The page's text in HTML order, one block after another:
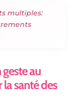
multiples:
geste au
santé des